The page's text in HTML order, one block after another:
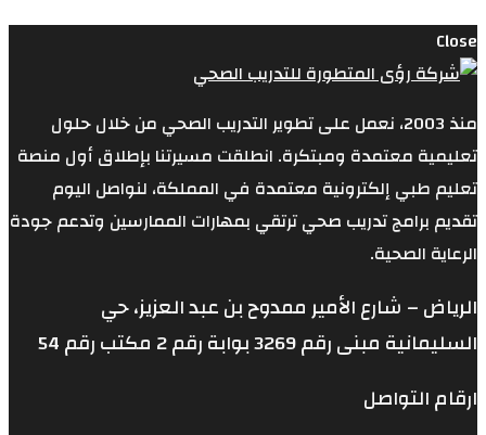
على تطوير التدريب الصحي من خلال حلول
انطلقت مسيرتنا بإطلاق أول منصة
معتمدة في المملكة، لنواصل اليوم
ترتقي بمهارات الممارسين وتدعم جودة
ممدوح بن عبد العزيز، حي
رقم 54